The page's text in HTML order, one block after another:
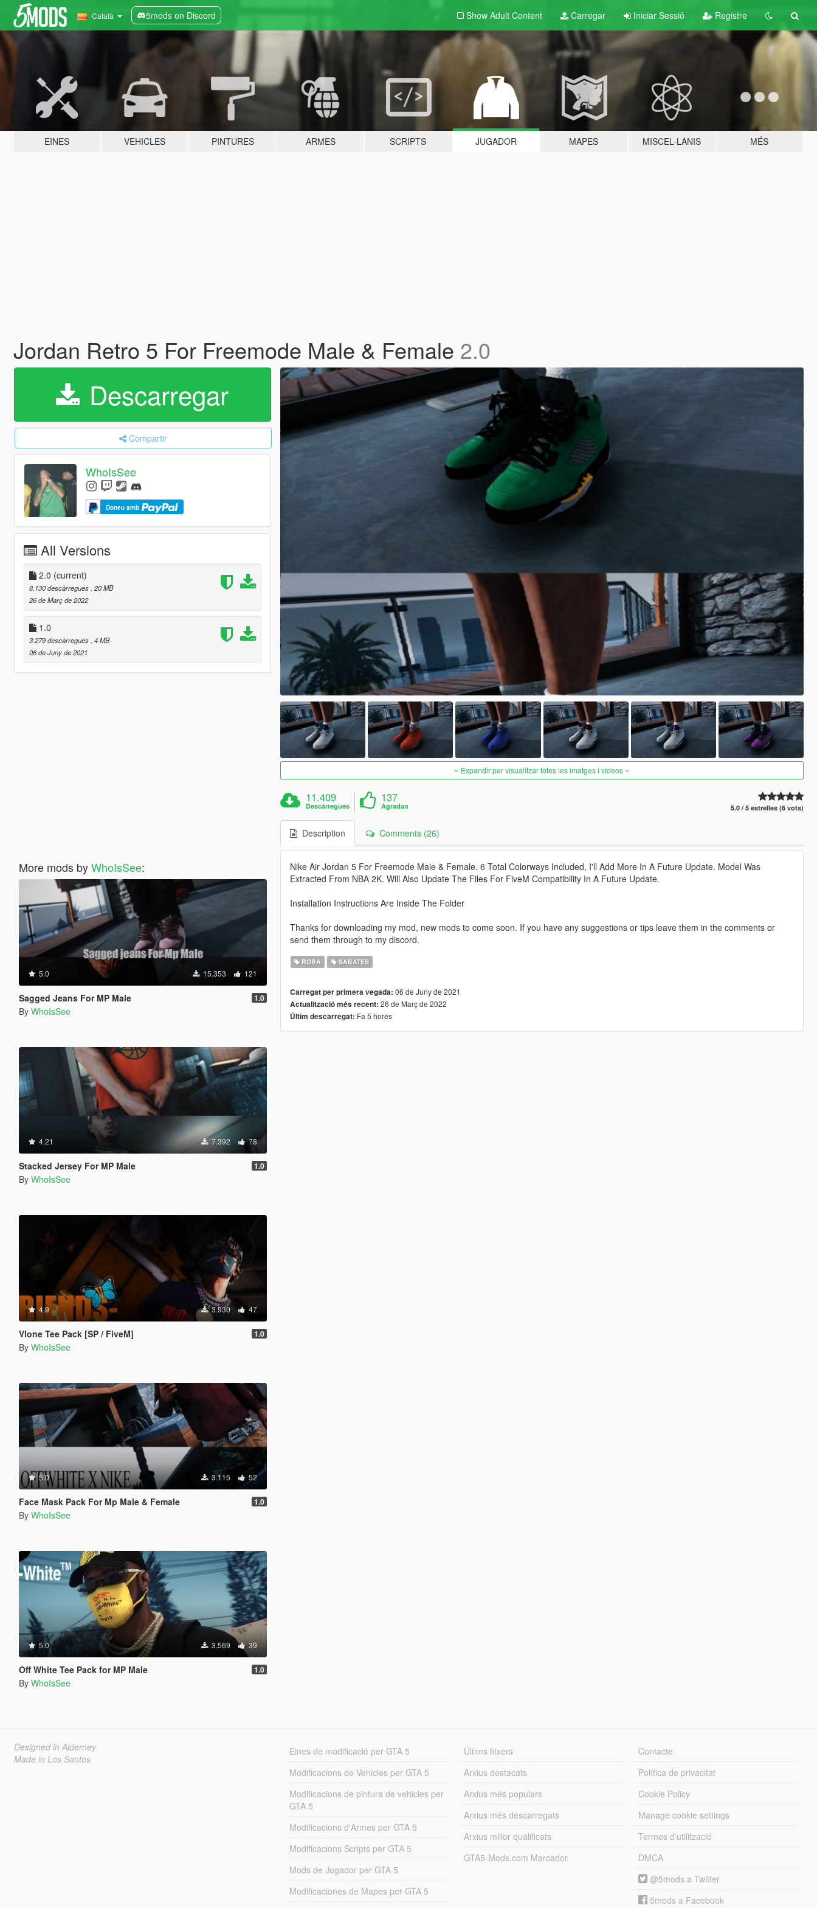
Català 5mods on Discord Show Adult Content Carregar Iniciar Sessió Registre
EINES VEHICLES PINTURES ARMES SCRIPTS JUGADOR MAPES MISCEL·LANIS MÉS
Jordan Retro 5 For Freemode Male & Female 2.0
Descarregar
Compartir
WhoIsSee
Doneu amb
All Versions
2.0 (current)
8.130 descàrregues , 20 MB
26 de Març de 2022
1.0
3.279 descàrregues , 4 MB
06 de Juny de 2021
More mods byWhoIsSee:
5.0 15.353 121
Sagged Jeans For MP Male 1.0
By WhoIsSee
4.21 7.392 78
Stacked Jersey For MP Male 1.0
By WhoIsSee
4.9 3.930 47
Vlone Tee Pack [SP / FiveM] 1.0
By WhoIsSee
5.0 3.115 52
Face Mask Pack For Mp Male & Female 1.0
By WhoIsSee
5.0 3.569 39
Off White Tee Pack for MP Male 1.0
By WhoIsSee
Expandir per visualitzar totes les imatges i vídeos
11.409
Descàrregues
137
Agradan 5.0 / 5 estrelles (6 vots)
Description Comments (26)
Nike Air Jordan 5 For Freemode Male & Female. 6 Total Colorways Included, I'll Add More In A Future Update. Model Was
Extracted From NBA 2K. Will Also Update The Files For FiveM Compatibility In A Future Update.
Installation Instructions Are Inside The Folder
Thanks for downloading my mod, new mods to come soon. If you have any suggestions or tips leave them in the comments or
send them through to my discord.
ROBA SABATES
Carregat per primera vegada: 06 de Juny de 2021
Actualització més recent: 26 de Març de 2022
Últim descarregat: Fa 5 hores
Designed in Alderney
Made in Los Santos
Eines de modificació per GTA 5
Modificacions de Vehicles per GTA 5
Modificacions de pintura de vehicles per
GTA 5
Modificacions d'Armes per GTA 5
Modificacions Scripts per GTA 5
Mods de Jugador per GTA 5
Modificaciones de Mapes per GTA 5
Últims fitxers
Arxius destacats
Arxius més populars
Arxius més descarregats
Arxius millor qualificats
GTA5-Mods.com Marcador
Contacte
Política de privacitat
Cookie Policy
Manage cookie settings
Termes d'utilització
DMCA
@5mods a Twitter
5mods a Facebook